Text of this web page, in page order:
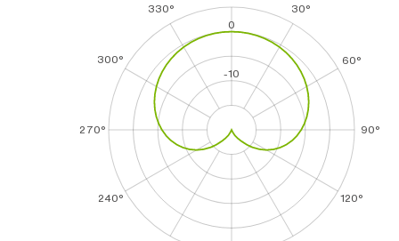
30°
60°
90°
120°
240°
270°
300°
330°
-10
0